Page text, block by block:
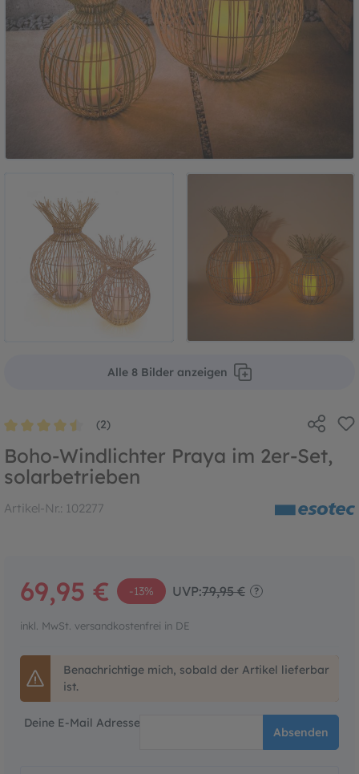
Alle 8 Bilder anzeigen
(2)
Boho-Windlichter Praya im 2er-Set,
solarbetrieben
Artikel-Nr.: 102277
69,95 € -13% UVP:79,95 € ?
inkl. MwSt. versandkostenfrei in DE
Benachrichtige mich, sobald der Artikel lieferbar
ist.
Deine E-Mail Adresse
Absenden